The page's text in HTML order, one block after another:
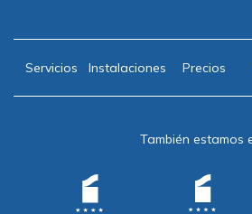
Servicios Instalaciones Precios
También estamos